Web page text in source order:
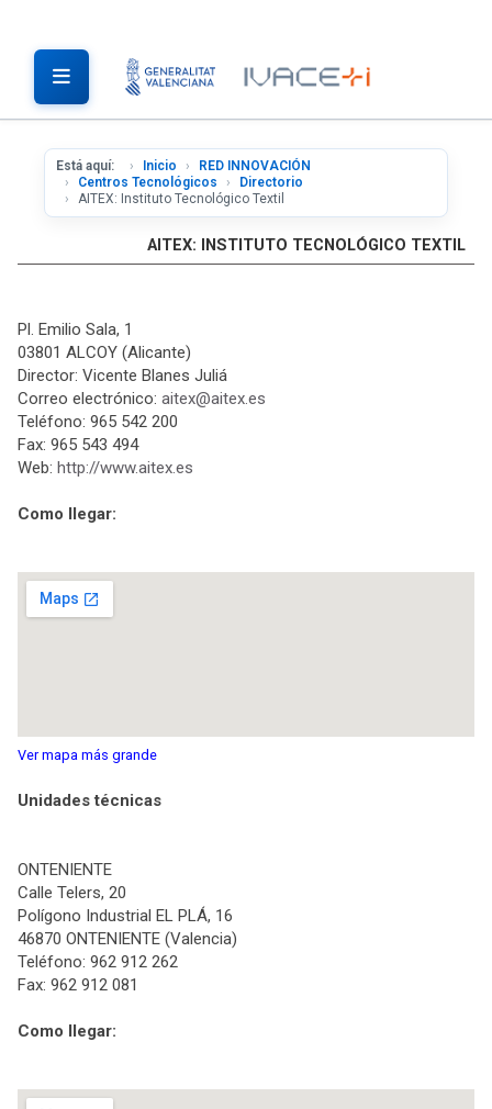
Está aquí: Inicio
RED INNOVACIÓN
Centros Tecnológicos
Directorio
AITEX: Instituto Tecnológico Textil
AITEX: INSTITUTO TECNOLÓGICO TEXTIL
Pl. Emilio Sala, 1
03801 ALCOY (Alicante)
Director: Vicente Blanes Juliá
Correo electrónico: aitex@aitex.es
Teléfono: 965 542 200
Fax: 965 543 494
Web: http://www.aitex.es
Como llegar:
Ver mapa más grande
Unidades técnicas
ONTENIENTE
Calle Telers, 20
Polígono Industrial EL PLÁ, 16
46870 ONTENIENTE (Valencia)
Teléfono: 962 912 262
Fax: 962 912 081
Como llegar: